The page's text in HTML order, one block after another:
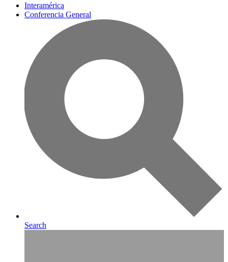
Interamérica
Conferencia General
Search